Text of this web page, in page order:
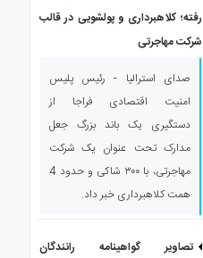
رفته؛ کلاهبرداری و پولشویی در قالب
شرکت مهاجرتی
صدای استرالیا - رئیس پلیس
امنیت اقتصادی فراجا از
دستگیری یک باند بزرگ جعل
مدارک تحت عنوان یک شرکت
مهاجرتی، با ۳۰۰ شاکی و حدود 4
همت کلاهبرداری خبر داد.
تصاویر گواهینامه رانندگان